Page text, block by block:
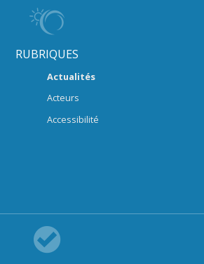
RUBRIQUES
Actualités
Acteurs
Accessibilité